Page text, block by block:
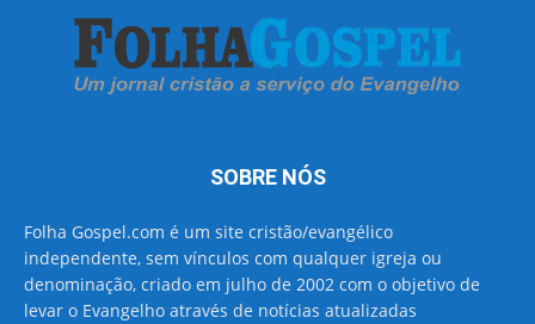
SOBRE NÓS
Folha Gospel.com é um site cristão/evangélico
independente, sem vínculos com qualquer igreja ou
denominação, criado em julho de 2002 com o objetivo de
levar o Evangelho através de notícias atualizadas